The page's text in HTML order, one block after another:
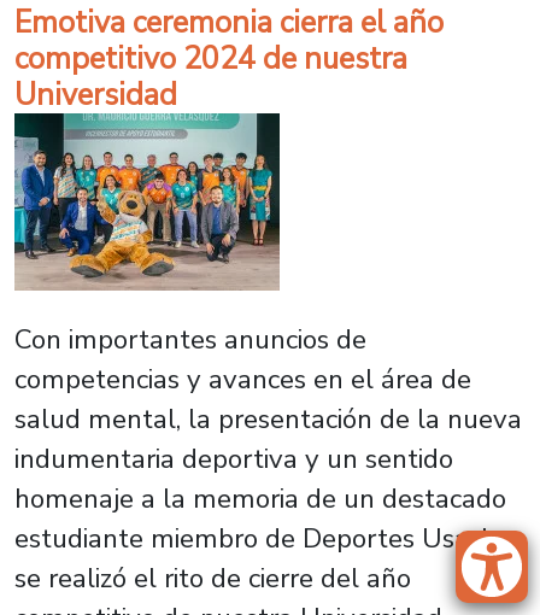
Emotiva ceremonia cierra el año
competitivo 2024 de nuestra
Universidad
Con importantes anuncios de
competencias y avances en el área de
salud mental, la presentación de la nueva
indumentaria deportiva y un sentido
homenaje a la memoria de un destacado
estudiante miembro de Deportes Usach,
se realizó el rito de cierre del año